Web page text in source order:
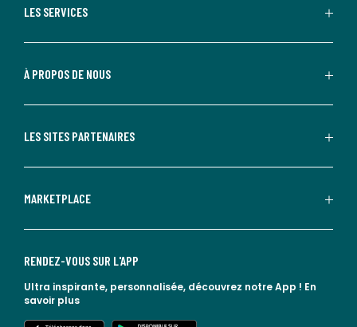
LES SERVICES
À PROPOS DE NOUS
LES SITES PARTENAIRES
MARKETPLACE
RENDEZ-VOUS SUR L'APP
Ultra inspirante, personnalisée, découvrez notre App ! En
savoir plus
lien vers l'app store
lien vers google play